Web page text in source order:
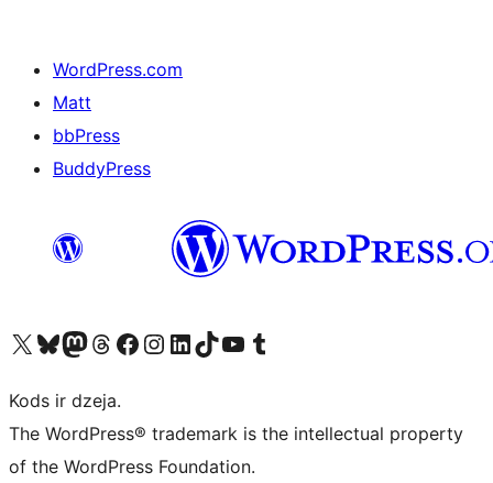
WordPress.com
Matt
bbPress
BuddyPress
Apmeklējiet mūsu X (agrāk Twitter) kontu
Apmeklējiet mūsu Bluesky kontu
Apmeklējiet mūsu Mastodon kontu
Apmeklējiet mūsu Threads kontu
Apmeklējiet mūsu Facebook lapuApmeklējiet mūsu Instagram kontu
Apmeklējiet mūsu LinkedIn kontu
Apmeklējiet mūsu TikTok kontu
Apmeklējiet mūsu YouTube kanālu
Apmeklējiet mūsu Tumblr kontu
Kods ir dzeja.
The WordPress® trademark is the intellectual property
of the WordPress Foundation.